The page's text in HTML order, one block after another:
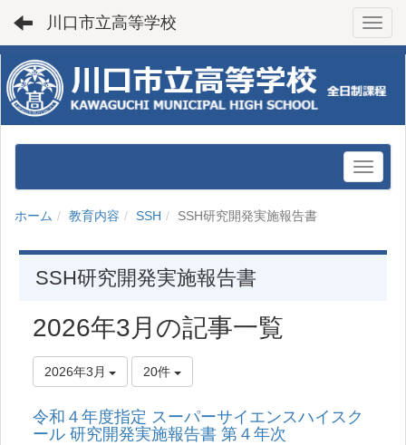
川口市立高等学校
ホーム 教育内容 SSH SSH研究開発実施報告書
SSH研究開発実施報告書
2026年3月の記事一覧
2026年3月 20件
令和４年度指定 スーパーサイエンスハイスク
ール 研究開発実施報告書 第４年次